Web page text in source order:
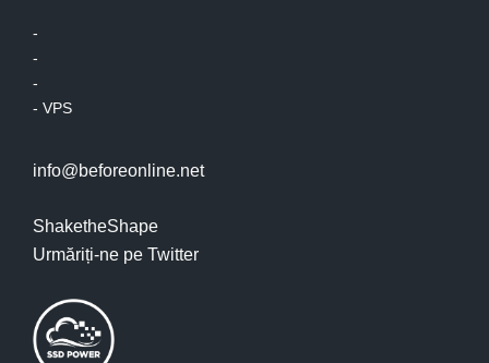
-
-
-
- VPS
info@beforeonline.net
ShaketheShape
Urmăriți-ne pe Twitter